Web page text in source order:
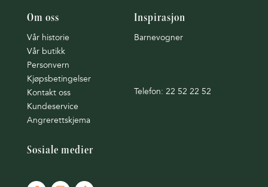
Om oss
Vår historie
Vår butikk
Personvern
Kjøpsbetingelser
Kontakt oss
Kundeservice
Angrerettskjema
Inspirasjon
Barnevogner
Telefon: 22 52 22 52
Sosiale medier